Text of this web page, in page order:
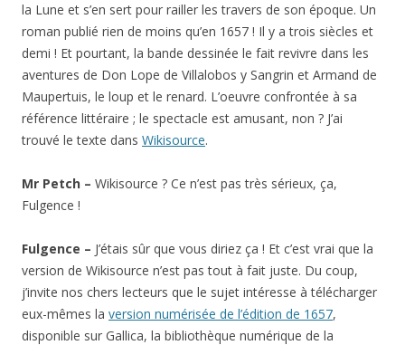
la Lune et s’en sert pour railler les travers de son époque. Un
roman publié rien de moins qu’en 1657 ! Il y a trois siècles et
demi ! Et pourtant, la bande dessinée le fait revivre dans les
aventures de Don Lope de Villalobos y Sangrin et Armand de
Maupertuis, le loup et le renard. L’oeuvre confrontée à sa
référence littéraire ; le spectacle est amusant, non ? J’ai
trouvé le texte dans Wikisource.
Mr Petch – Wikisource ? Ce n’est pas très sérieux, ça,
Fulgence !
Fulgence – J’étais sûr que vous diriez ça ! Et c’est vrai que la
version de Wikisource n’est pas tout à fait juste. Du coup,
j’invite nos chers lecteurs que le sujet intéresse à télécharger
eux-mêmes la version numérisée de l’édition de 1657,
disponible sur Gallica, la bibliothèque numérique de la